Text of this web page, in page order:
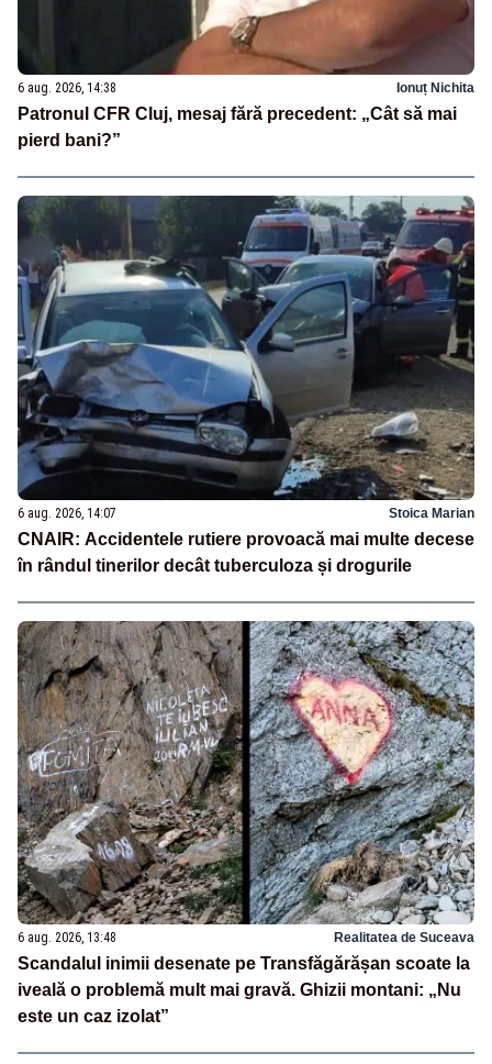
6 aug. 2026, 14:38 Ionuț Nichita
Patronul CFR Cluj, mesaj fără precedent: „Cât să mai
pierd bani?”
6 aug. 2026, 14:07 Stoica Marian
CNAIR: Accidentele rutiere provoacă mai multe decese
în rândul tinerilor decât tuberculoza și drogurile
6 aug. 2026, 13:48 Realitatea de Suceava
Scandalul inimii desenate pe Transfăgărășan scoate la
iveală o problemă mult mai gravă. Ghizii montani: „Nu
este un caz izolat”